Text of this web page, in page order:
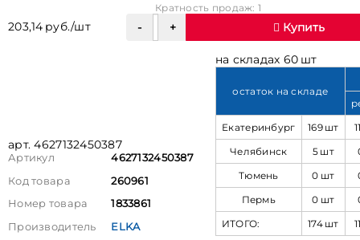
203,14 руб./шт
Кратность продаж: 1
Купить
арт. 4627132450387
Артикул
4627132450387
Код товара
260961
Номер товара
1833861
Производитель
ELKA
на складах 60 шт
остаток на складе
Екатеринбург
169 шт
Челябинск
5 шт
Тюмень
0 шт
Пермь
0 шт
ИТОГО:
174 шт